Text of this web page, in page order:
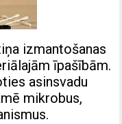
izmantošanas
īpašībām.
asinsvadu
mikrobus,